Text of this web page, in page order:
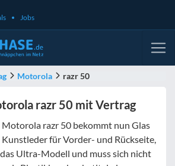
Jobs
Motorola razr 50
razr 50 mit Vertrag
Motorola razr 50 bekommt nun Glas
Kunstleder für Vorder- und Rückseite,
Ultra-Modell und muss sich nicht